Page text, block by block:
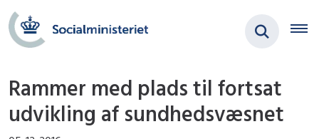
Rammer med plads til fortsat
udvikling af sundhedsvæsnet